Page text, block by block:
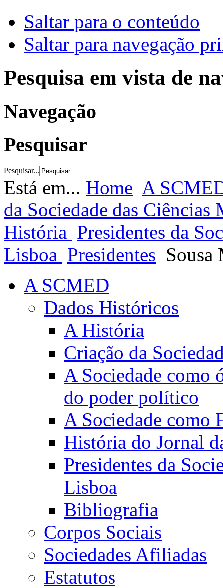
Saltar para o conteúdo
Saltar para navegação
Pesquisa em vista de
Navegação
Pesquisar
Pesquisar...
Está em... Home A
da Sociedade das Ciências
História Presidentes da
Lisboa Presidentes Sousa
A SCMED
Dados Históricos
A História
Criação da
A Sociedade como
do poder político
A Sociedade como
História do Jornal
Presidentes da
Lisboa
Bibliografia
Corpos Sociais
Sociedades Afiliadas
Estatutos